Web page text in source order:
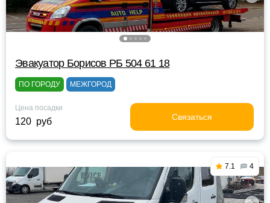
Эвакуатор Борисов РБ 504 61 18
ПО ГОРОДУ МЕЖГОРОД
Цена посадки
120 руб Связаться
7.1 4